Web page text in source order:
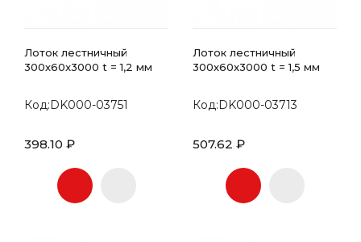
Лоток лестничный
300х60x3000 t = 1,2 мм
Код:DK000-03751
398.10 ₽
Лоток лестничный
300х60x3000 t = 1,5 мм
Код:DK000-03713
507.62 ₽